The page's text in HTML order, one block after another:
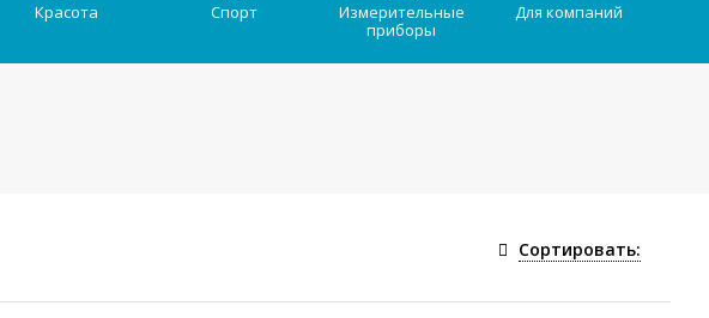
Красота Спорт
Измерительные
приборы
Для компаний
Сортировать: